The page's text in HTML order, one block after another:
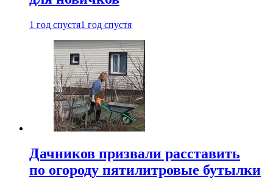
1 год спустя1 год спустя
Дачников призвали расставить
по огороду пятилитровые бутылки